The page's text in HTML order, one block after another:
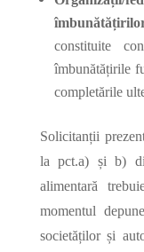
constituite
îmbunătățirile
completările
Solicitanții
la pct.a) și b)
alimentară
momentul
societăților și